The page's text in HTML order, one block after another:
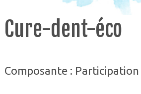
Cure-dent-éco
Composante :